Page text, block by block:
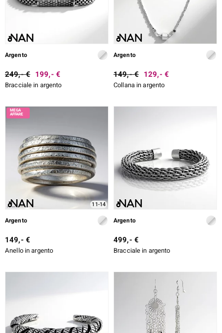
Argento
249,- € 199,- €
Bracciale in argento
Argento
149,- € 129,- €
Collana in argento
11-14
Argento
149,- €
Anello in argento
Argento
499,- €
Bracciale in argento